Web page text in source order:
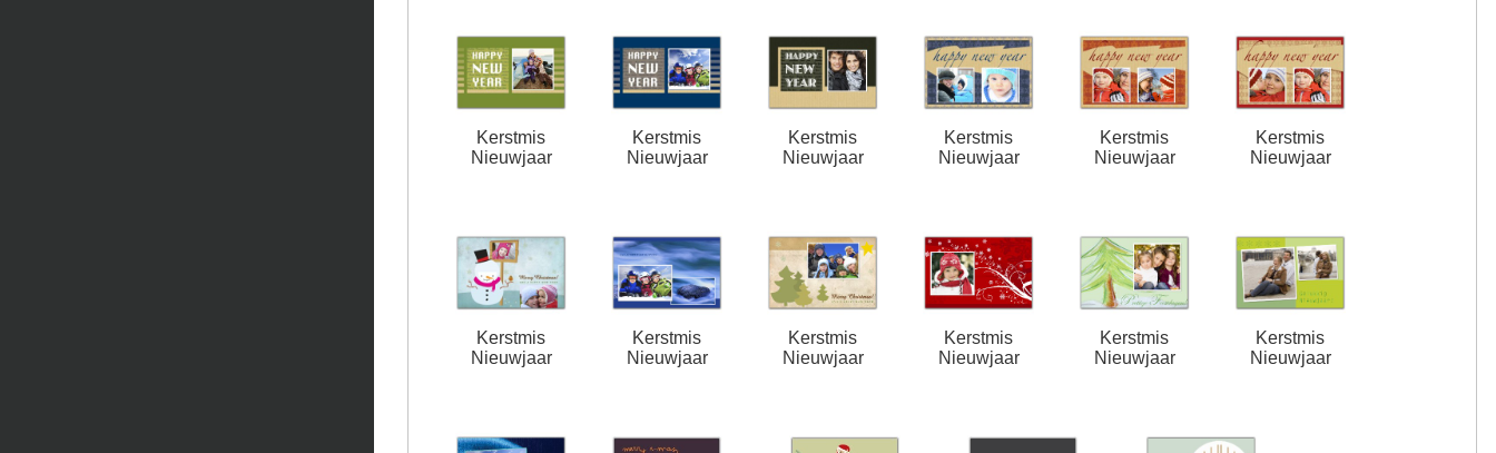
Kerstmis
Nieuwjaar
Kerstmis
Nieuwjaar
Kerstmis
Nieuwjaar
Kerstmis
Nieuwjaar
Kerstmis
Nieuwjaar
Kerstmis
Nieuwjaar
Kerstmis
Nieuwjaar
Kerstmis
Nieuwjaar
Kerstmis
Nieuwjaar
Kerstmis
Nieuwjaar
Kerstmis
Nieuwjaar
Kerstmis
Nieuwjaar